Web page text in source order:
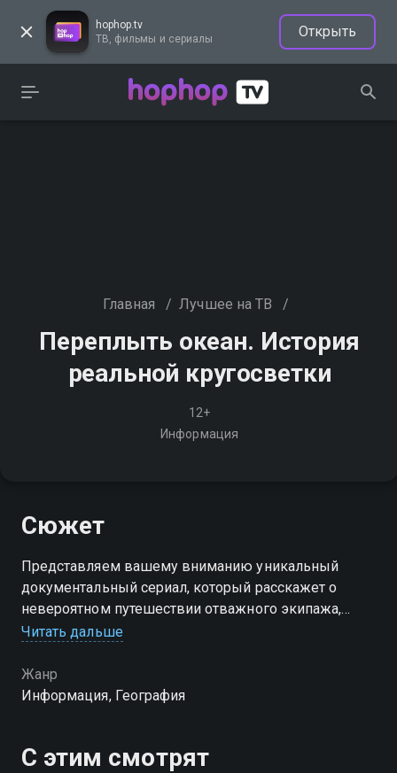
hophop.tv
ТВ, фильмы и сериалы
Открыть
Главная / Лучшее на ТВ /
Переплыть океан. История
реальной кругосветки
12+
Информация
Сюжет
Представляем вашему вниманию уникальный
документальный сериал, который расскажет о
невероятном путешествии отважного экипажа,
решившего бросить вызов стихии и пересечь
Читать дальше
Жанр
Информация, География
С этим смотрят